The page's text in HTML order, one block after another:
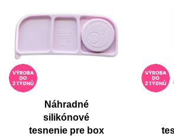
Náhradné
silikónové
tesnenie pre box